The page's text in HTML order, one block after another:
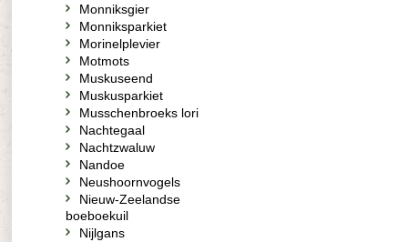
Monniksgier
Monniksparkiet
Morinelplevier
Motmots
Muskuseend
Muskusparkiet
Musschenbroeks lori
Nachtegaal
Nachtzwaluw
Nandoe
Neushoornvogels
Nieuw-Zeelandse
boeboekuil
Nijlgans